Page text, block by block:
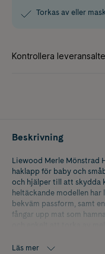
Torkas av eller
Beskrivning
Liewood Merle Mönstrad
haklapp för baby och
och hjälper till att skydda
heltäckande modellen
bekväm passform, samt
fångar upp mat som
återvunnen polyester med
Läs mer